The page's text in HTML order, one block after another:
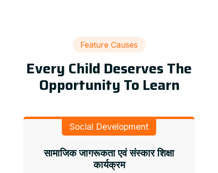
Feature Causes
Every Child Deserves The
Opportunity To Learn
Social Development
सामाजिक जागरूकता एवं संस्कार शिक्षा
कार्यक्रम